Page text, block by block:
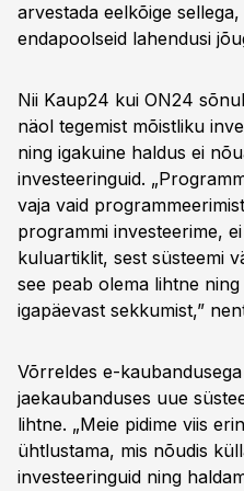
arvestada eelkõige
endapoolseid lahendusi
Nii Kaup24 kui ON24
näol tegemist mõistliku
ning igakuine haldus ei
investeeringuid.
vaja vaid
programmi investeerime,
kuluartiklit, sest süsteemi
see peab olema lihtne
igapäevast sekkumist,”
Võrreldes e-
jaekaubanduses uue
lihtne. „Meie pidime viis
ühtlustama, mis nõudis
investeeringuid ning